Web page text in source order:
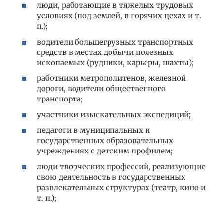
люди, работающие в тяжелых трудовых
условиях (под землей, в горячих цехах и т.
п.);
водители большегрузных транспортных
средств в местах добычи полезных
ископаемых (рудники, карьеры, шахты);
работники метрополитенов, железной
дороги, водители общественного
транспорта;
участники изыскательных экспедиций;
педагоги в муниципальных и
государственных образовательных
учреждениях с детским профилем;
люди творческих профессий, реализующие
свою деятельность в государственных
развлекательных структурах (театр, кино и
т. п.);